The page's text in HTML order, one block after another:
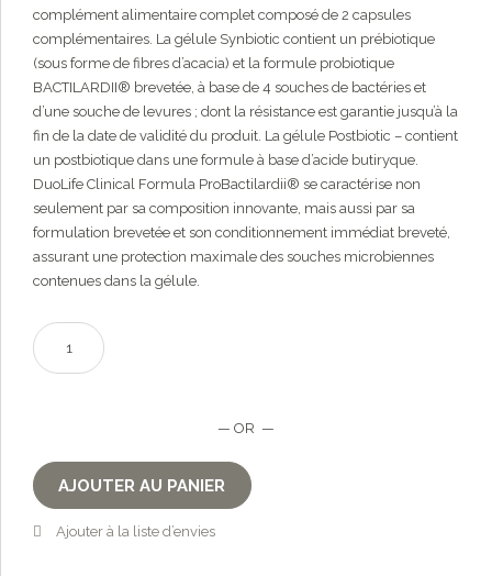
complément alimentaire complet composé de 2 capsules
complémentaires. La gélule Synbiotic contient un prébiotique
(sous forme de fibres d’acacia) et la formule probiotique
BACTILARDII® brevetée, à base de 4 souches de bactéries et
d’une souche de levures ; dont la résistance est garantie jusqu’à la
fin de la date de validité du produit. La gélule Postbiotic – contient
un postbiotique dans une formule à base d’acide butiryque.
DuoLife Clinical Formula ProBactilardii® se caractérise non
seulement par sa composition innovante, mais aussi par sa
formulation brevetée et son conditionnement immédiat breveté,
assurant une protection maximale des souches microbiennes
contenues dans la gélule.
quantité
de
— OR —
AJOUTER AU PANIER
Ajouter à la liste d’envies